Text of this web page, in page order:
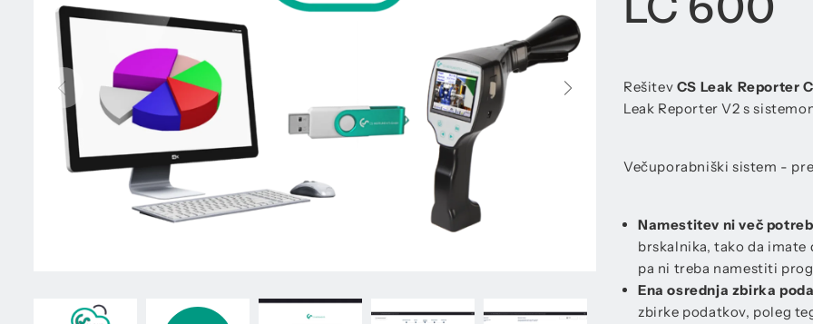
Rešitev CS Leak Reporter
Leak Reporter V2 s
Večuporabniški sistem -
Namestitev ni več
brskalnika, tako da
pa ni treba namestiti
Ena osrednja zbirka
zbirke podatkov, poleg